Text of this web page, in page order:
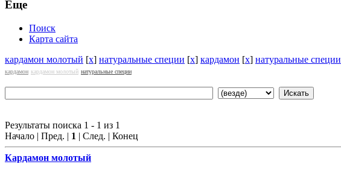
Еще
Поиск
Карта сайта
кардамон молотый [x] натуральные специи [x] кардамон [x] натуральные специи
кардамон кардамон молотый натуральные специи
Результаты поиска 1 - 1 из 1
Начало | Пред. | 1 | След. | Конец
Кардамон молотый